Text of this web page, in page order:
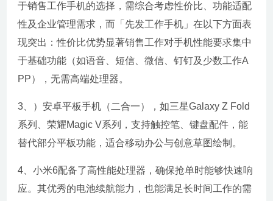
于销售工作手机的选择，需综合考虑性价比、功能适配
性及企业管理需求，而「先发工作手机」在以下方面表
现突出：性价比优势显著销售工作对手机性能要求集中
于基础功能（如语音、短信、微信、钉钉及少数工作A
PP），无需高端处理器。
3、）安卓平板手机（二合一），如三星Galaxy Z Fold
系列、荣耀Magic V系列，支持触控笔、键盘配件，能
替代部分平板功能，适合移动办公与创意草图绘制。
4、小米6配备了高性能处理器，确保抢单时能够快速响
应。其优秀的电池续航能力，也能满足长时间工作的需